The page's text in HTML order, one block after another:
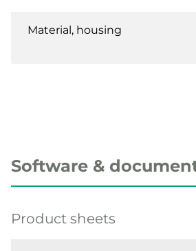
Material, housing
Software &
Product sheets